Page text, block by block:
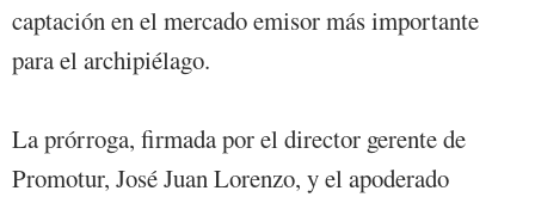
captación en el mercado emisor más importante
para el archipiélago.
La prórroga, firmada por el director gerente de
Promotur, José Juan Lorenzo, y el apoderado